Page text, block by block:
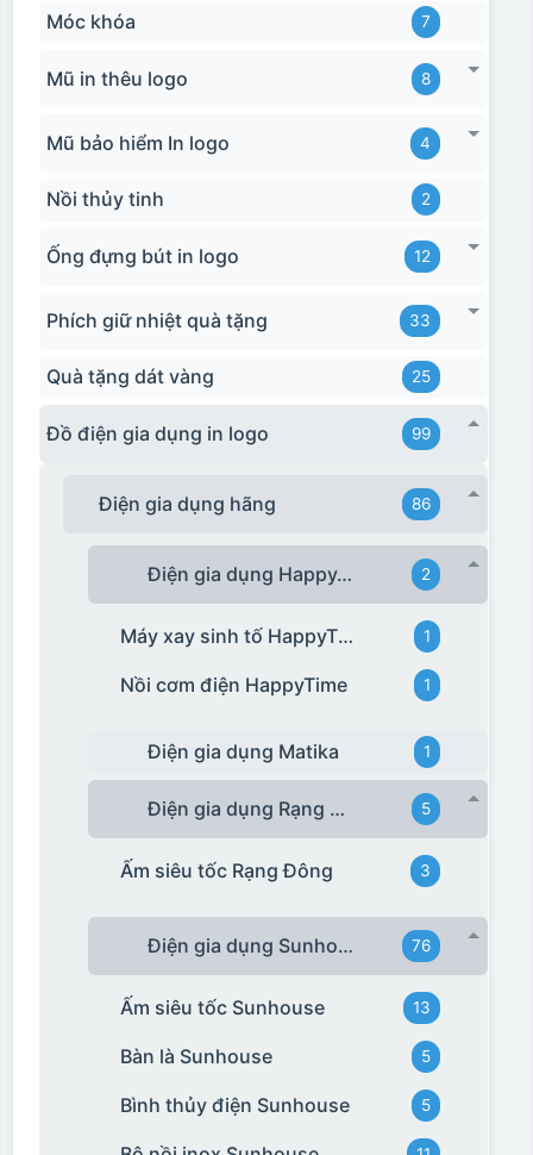
Móc khóa 7
Mũ in thêu logo 8
Mũ bảo hiểm In logo 4
Nồi thủy tinh 2
Ống đựng bút in logo 12
Phích giữ nhiệt quà tặng 33
Quà tặng dát vàng 25
Đồ điện gia dụng in logo 99
Điện gia dụng hãng 86
Điện gia dụng HappyTime 2
Máy xay sinh tố HappyTime 1
Nồi cơm điện HappyTime 1
Điện gia dụng Matika 1
Điện gia dụng Rạng Đông 5
Ấm siêu tốc Rạng Đông 3
Điện gia dụng Sunhouse 76
Ấm siêu tốc Sunhouse 13
Bàn là Sunhouse 5
Bình thủy điện Sunhouse 5